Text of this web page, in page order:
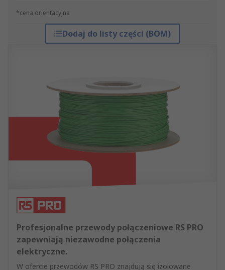
*cena orientacyjna
Dodaj do listy części (BOM)
Profesjonalne przewody połączeniowe RS PRO
zapewniają niezawodne połączenia
elektryczne.
W ofercie przewodów RS PRO znajdują się izolowane